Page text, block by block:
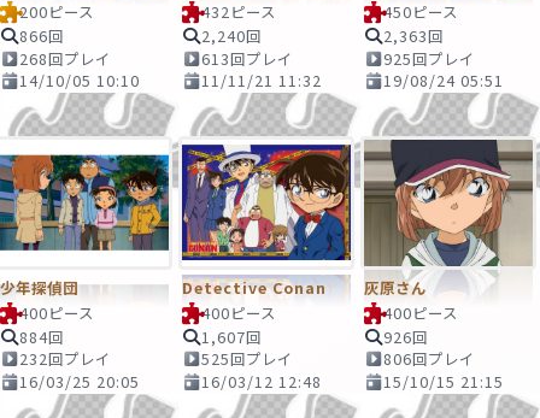
200ピース
866回
268回プレイ
14/10/05 10:10
432ピース
2,240回
613回プレイ
11/11/21 11:32
450ピース
2,363回
925回プレイ
19/08/24 05:51
少年探偵団
400ピース
884回
232回プレイ
16/03/25 20:05
Detective Conan
400ピース
1,607回
525回プレイ
16/03/12 12:48
灰原さん
400ピース
926回
806回プレイ
15/10/15 21:15